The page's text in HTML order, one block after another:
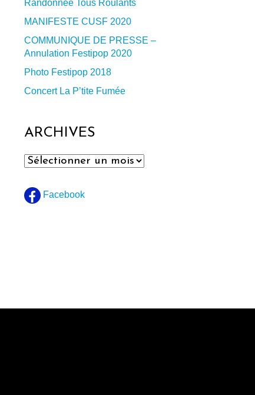
Randonnée Tous Roulants
MANIFESTE CUSF 2020
COMMUNIQUE DE PRESSE –
Annulation Festipop 2020
Photo Festipop 2018
Concert La P’tite Fumée
ARCHIVES
Archives
Facebook